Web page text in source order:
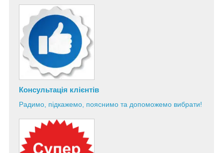
Консультація клієнтів
Радимо, підкажемо, пояснимо та допоможемо вибрати!